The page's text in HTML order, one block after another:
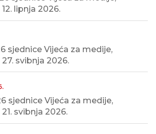
lipnja 2026.
sjednice Vijeća za medije,
svibnja 2026.
sjednice Vijeća za medije,
svibnja 2026.